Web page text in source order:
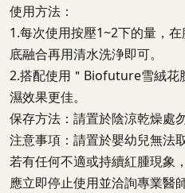
使用方法：
1.每次使用按壓1~2下的量，
底融合再用清水洗浄即可。
2.搭配使用＂Biofuture雪絨花
濕效果更佳。
保存方法：請置於陰涼乾燥處
注意事項：請置於嬰幼兒無法
若有任何不適或持續紅腫現象，
應立即停止使用並洽詢專業醫